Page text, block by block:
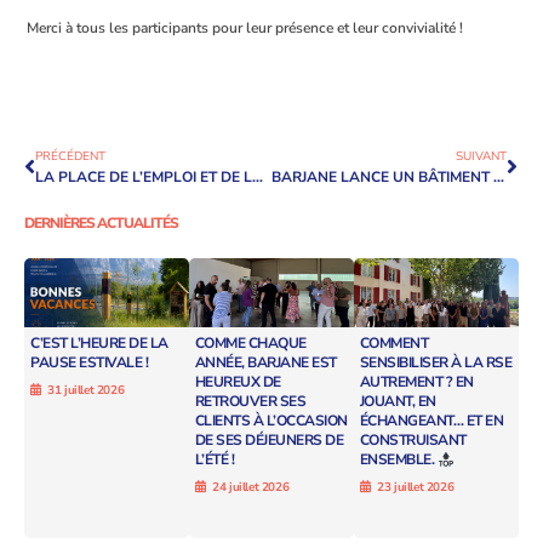
Merci à tous les participants pour leur présence et leur convivialité !
PRÉCÉDENT
LA PLACE DE L’EMPLOI ET DE LA FORMATION SUR LE PARC DES BRÉGUIÈRES
SUIVANT
BARJANE LANCE UN BÂTIMENT LOGISTRIEL DERNIÈRE GÉNÉRATION POUR SON PARTENAIRE THALÈS À CHOLET
DERNIÈRES ACTUALITÉS
C’EST L’HEURE DE LA
PAUSE ESTIVALE !
31 juillet 2026
COMME CHAQUE
ANNÉE, BARJANE EST
HEUREUX DE
RETROUVER SES
CLIENTS À L’OCCASION
DE SES DÉJEUNERS DE
L’ÉTÉ !
24 juillet 2026
COMMENT
SENSIBILISER À LA RSE
AUTREMENT ? EN
JOUANT, EN
ÉCHANGEANT… ET EN
CONSTRUISANT
ENSEMBLE.
23 juillet 2026